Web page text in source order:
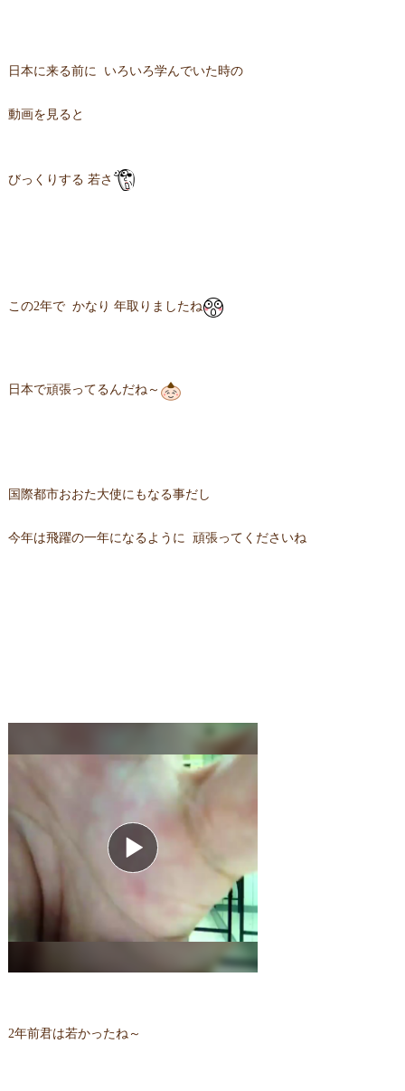
日本に来る前に いろいろ学んでいた時の
動画を見ると
びっくりする 若さ
この2年で かなり 年取りましたね
日本で頑張ってるんだね～
国際都市おおた大使にもなる事だし
今年は飛躍の一年になるように 頑張ってくださいね
2年前君は若かったね～